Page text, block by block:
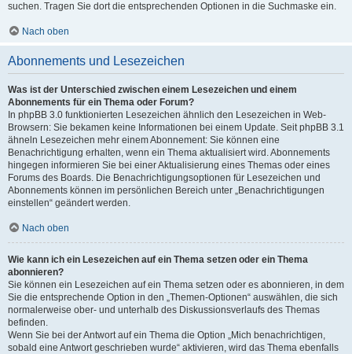
suchen. Tragen Sie dort die entsprechenden Optionen in die Suchmaske ein.
Nach oben
Abonnements und Lesezeichen
Was ist der Unterschied zwischen einem Lesezeichen und einem
Abonnements für ein Thema oder Forum?
In phpBB 3.0 funktionierten Lesezeichen ähnlich den Lesezeichen in Web-
Browsern: Sie bekamen keine Informationen bei einem Update. Seit phpBB 3.1
ähneln Lesezeichen mehr einem Abonnement: Sie können eine
Benachrichtigung erhalten, wenn ein Thema aktualisiert wird. Abonnements
hingegen informieren Sie bei einer Aktualisierung eines Themas oder eines
Forums des Boards. Die Benachrichtigungsoptionen für Lesezeichen und
Abonnements können im persönlichen Bereich unter „Benachrichtigungen
einstellen“ geändert werden.
Nach oben
Wie kann ich ein Lesezeichen auf ein Thema setzen oder ein Thema
abonnieren?
Sie können ein Lesezeichen auf ein Thema setzen oder es abonnieren, in dem
Sie die entsprechende Option in den „Themen-Optionen“ auswählen, die sich
normalerweise ober- und unterhalb des Diskussionsverlaufs des Themas
befinden.
Wenn Sie bei der Antwort auf ein Thema die Option „Mich benachrichtigen,
sobald eine Antwort geschrieben wurde“ aktivieren, wird das Thema ebenfalls